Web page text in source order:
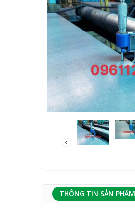
THÔNG TIN SẢN PHẨM